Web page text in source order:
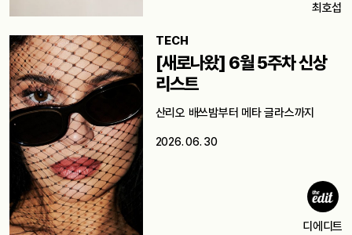
최호섭
TECH
[새로나왔] 6월 5주차 신상
리스트
산리오 배쓰밤부터 메타 글라스까지
2026. 06. 30
디에디트